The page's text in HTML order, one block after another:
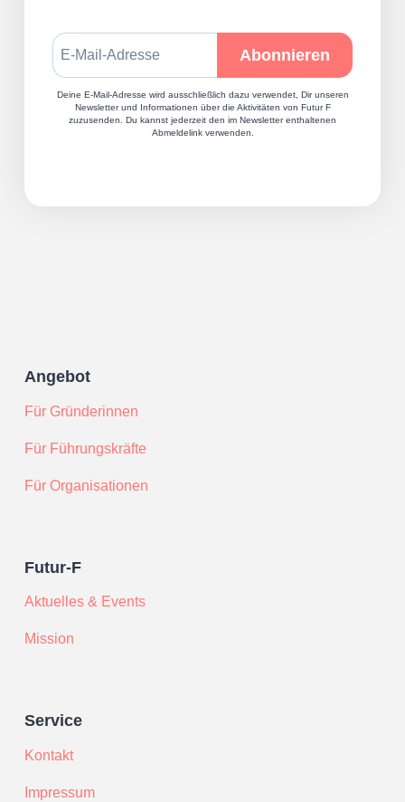
Deine E-Mail-Adresse wird ausschließlich dazu verwendet, Dir unseren
Newsletter und Informationen über die Aktivitäten von Futur F
zuzusenden. Du kannst jederzeit den im Newsletter enthaltenen
Abmeldelink verwenden.
Angebot
Für Gründerinnen
Für Führungskräfte
Für Organisationen
Futur-F
Aktuelles & Events
Mission
Service
Kontakt
Impressum